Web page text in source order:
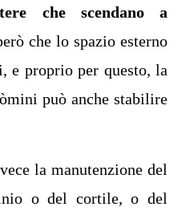
che scendano a
che lo spazio esterno
e proprio per questo, la
può anche stabilire
la manutenzione del
o del cortile, o del